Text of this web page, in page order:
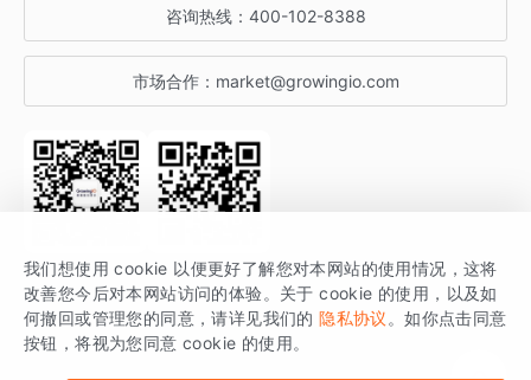
增长博客
开发者文档
SDK 文档
场景指南
增长大会
行业活动
咨询热线： 400-102-8388
市场合作： market@growingio.com
关注公众号 获取更多干货
GrowingIO 是专注于数据智能分析与增长的品牌，核心平台为 GrowingIO
分析云。
我们想使用 cookie 以便更好了解您对本网站的使用情况，这将
改善您今后对本网站访问的体验。关于 cookie 的使用，以及如
何撤回或管理您的同意，请详见我们的 隐私协议 。如你点击同意
按钮，将视为您同意 cookie 的使用。